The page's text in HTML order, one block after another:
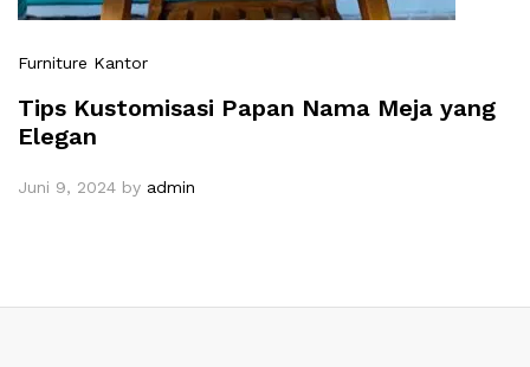
Furniture Kantor
Tips Kustomisasi Papan Nama Meja yang
Elegan
Juni 9, 2024 by admin